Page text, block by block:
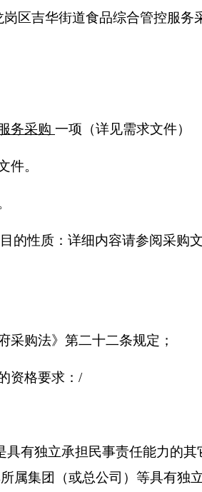
区吉华街道食品综合管控服务
务采购 一项（详见需求文件）
件。
的性质：详细内容请参阅采购
采购法》第二十二条规定；
资格要求：/
具有独立承担民事责任能力的
属集团（或总公司）等具有